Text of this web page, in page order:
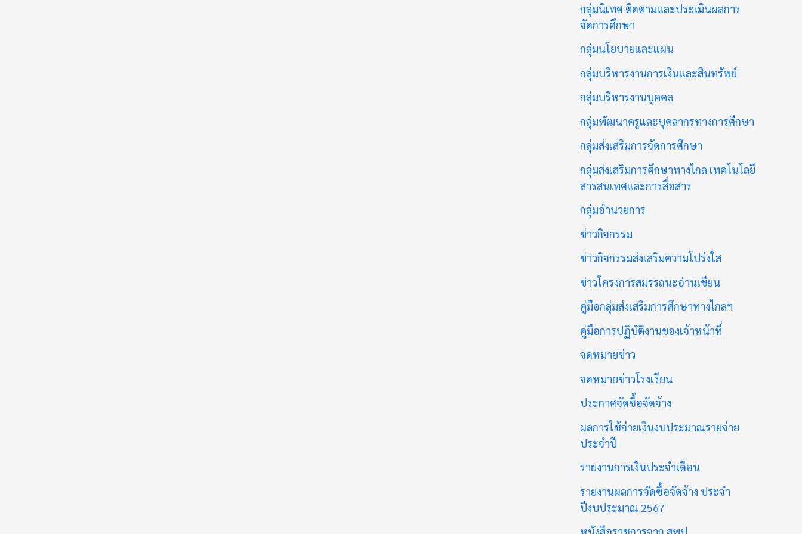
กลุ่มนิเทศ ติดตามและประเมินผลการ
จัดการศึกษา
กลุ่มนโยบายและแผน
กลุ่มบริหารงานการเงินและสินทรัพย์
กลุ่มบริหารงานบุคคล
กลุ่มพัฒนาครูและบุคลากรทางการศึกษา
กลุ่มส่งเสริมการจัดการศึกษา
กลุ่มส่งเสริมการศึกษาทางไกล เทคโนโลยี
สารสนเทศและการสื่อสาร
กลุ่มอำนวยการ
ข่าวกิจกรรม
ข่าวกิจกรรมส่งเสริมความโปร่งใส
ข่าวโครงการสมรรถนะอ่านเขียน
คู่มือกลุ่มส่งเสริมการศึกษาทางไกลฯ
คู่มือการปฏิบัติงานของเจ้าหน้าที่
จดหมายข่าว
จดหมายข่าวโรงเรียน
ประกาศจัดซื้อจัดจ้าง
ผลการใช้จ่ายเงินงบประมาณรายจ่าย
ประจำปี
รายงานการเงินประจำเดือน
รายงานผลการจัดซื้อจัดจ้าง ประจำ
ปีงบประมาณ 2567